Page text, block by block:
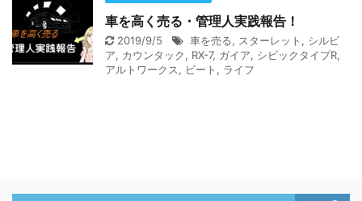
車を高く売る・管理人実践報告！
2019/9/5 車を売る, スターレット , シルビ
ア, カウンタック, RX-7, ガイア, シビックタイプR,
アルトワークス, ビート , ライフ